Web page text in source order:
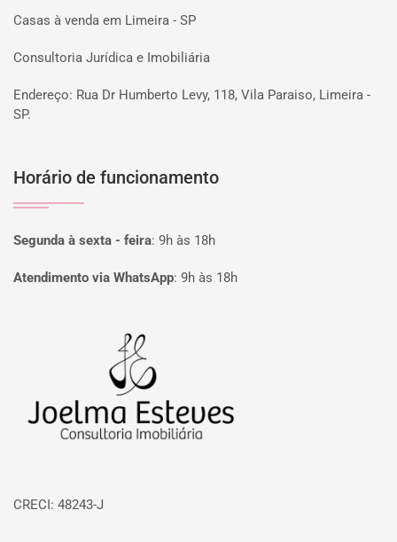
Casas à venda em Limeira - SP
Consultoria Jurídica e Imobiliária
Endereço: Rua Dr Humberto Levy, 118, Vila Paraiso, Limeira -
SP.
Horário de funcionamento
Segunda à sexta - feira: 9h às 18h
Atendimento via WhatsApp: 9h às 18h
CRECI: 48243-J